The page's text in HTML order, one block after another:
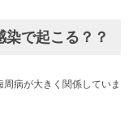
で起こる？？
病が大きく関係していま